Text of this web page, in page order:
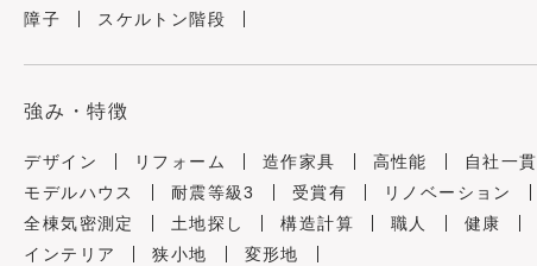
障子
スケルトン階段
強み・特徴
デザイン リフォーム 造作家具 高性能 自社一貫
モデルハウス
耐震等級3 受賞有 リノベーション
全棟気密測定
土地探し 構造計算 職人 健康
インテリア
狭小地 変形地